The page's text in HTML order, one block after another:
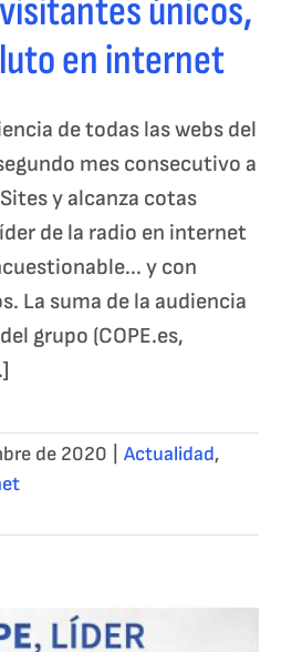
únicos,
en internet
de todas las webs del
mes consecutivo a
Sites y alcanza cotas
de la radio en internet
y con
La suma de la audiencia
grupo (COPE.es,
de 2020 Actualidad,